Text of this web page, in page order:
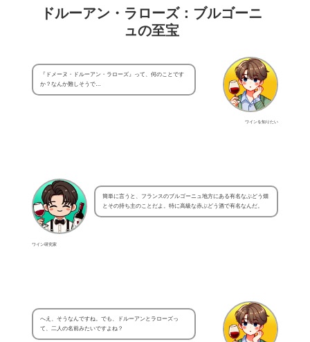
ドルーアン・ラローズ：ブルゴーニ
ュの至宝
ワインを知りたい
『ドメーヌ・ドルーアン・ラローズ』って、何のことです
か？なんか難しそうで…
ワイン研究家
簡単に言うと、フランスのブルゴーニュ地方にある有名なぶどう畑
とその持ち主のことだよ。特に高級な赤ぶどう酒で有名なんだ。
へえ、そうなんですね。でも、ドルーアンとラローズっ
て、二人の名前みたいですよね？